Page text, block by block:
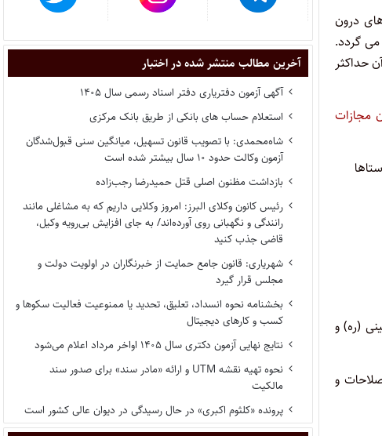
درون
می گردد.
حداکثر
مجازات
(ره) و
۱۲/۳ با اصلاحات و
آخرین مطالب منتشر شده در اختبار
آگهی آزمون دفتریاری دفتر اسناد رسمی سال ۱۴۰۵
استعلام حساب های بانکی از طریق بانک مرکزی
شاه‌محمدی: با تصویب قانون تسهیل، میانگین سنی قبول‌شدگان
آزمون وکالت حدود ۱۰ سال بیشتر شده است
بازداشت مظنون اصلی قتل حمیدرضا رجب‌زاده
رئیس کانون وکلای البرز: امروز وکلایی داریم که به مشاغلی مانند
رانندگی و نگهبانی روی آورده‌اند/ به جای افزایش بی‌رویه وکیل،
قاضی جذب کنید
شهریاری: قانون جامع حمایت از خبرنگاران در اولویت دولت و
مجلس قرار گیرد
بخشنامه نحوه انسداد، تعلیق، تحدید یا ممنوعیت فعالیت سکوها و
کسب و کارهای دیجیتال
نتایج نهایی آزمون دکتری سال ۱۴۰۵ اواخر مرداد اعلام می‌شود
نحوه تهیه نقشه UTM و ارائه «مادر سند» برای صدور سند
مالکیت
پرونده «کلثوم اکبری» در حال رسیدگی در دیوان عالی کشور است